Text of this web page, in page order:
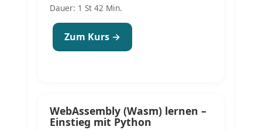
Dauer: 1 St 42 Min.
Zum Kurs →
WebAssembly (Wasm) lernen –
Einstieg mit Python